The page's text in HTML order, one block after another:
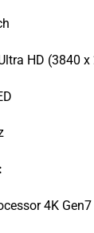
HD (3840 x
4K Gen7